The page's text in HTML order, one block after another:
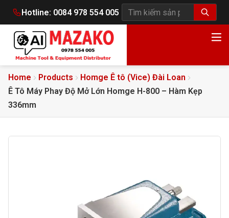
Hotline: 0084 978 554 005
Tìm kiếm sản phẩm
Home Products
Homge Ê tô (Vice) Đài Loan
Ê Tô Máy Phay Độ Mở Lớn Homge H-800 – Hàm Kẹp
336mm